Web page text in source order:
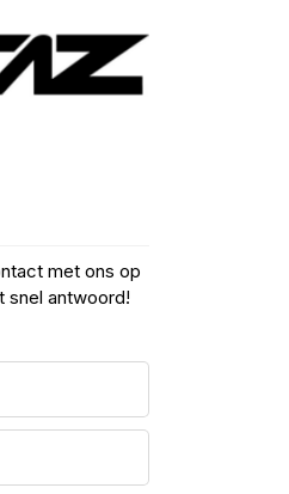
met ons op
snel antwoord!